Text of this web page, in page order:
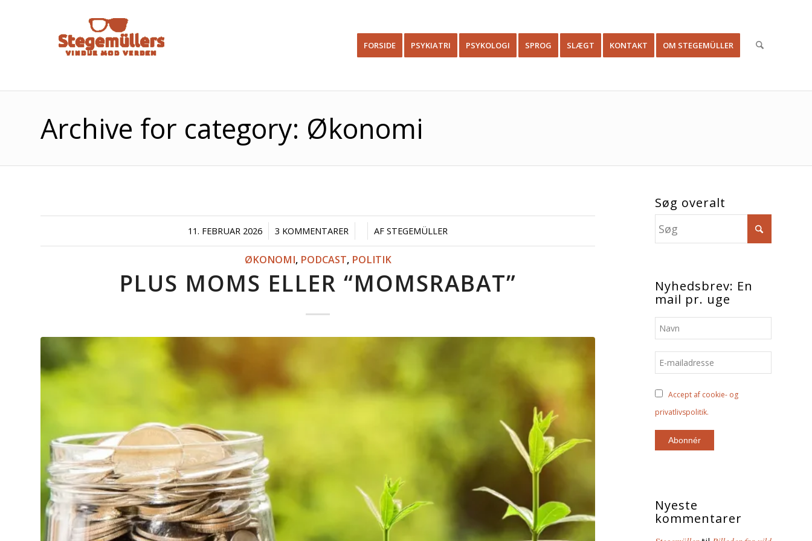
FORSIDE PSYKIATRI PSYKOLOGI SPROG SLÆGT KONTAKT OM STEGEMÜLLER
Archive for category: Økonomi
11. FEBRUAR 2026
/ 3 KOMMENTARER
/ / AF STEGEMÜLLER
ØKONOMI, PODCAST, POLITIK
PLUS MOMS ELLER “MOMSRABAT”
Søg overalt
Nyhedsbrev: En
mail pr. uge
Accept af cookie- og
privatlivspolitik.
Nyeste
kommentarer